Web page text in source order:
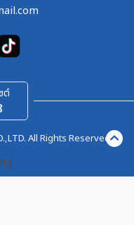
ต์
All Rights Reserved.